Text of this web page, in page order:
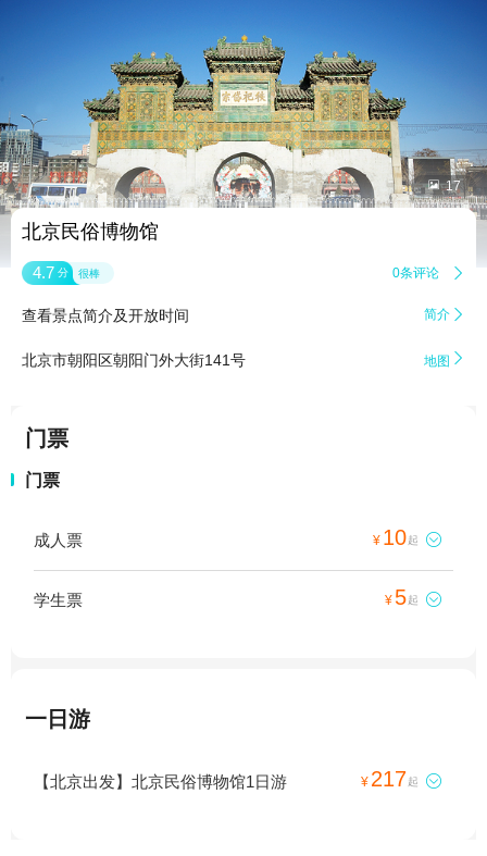
 17
北京民俗博物馆
4.7 分 很棒 0条评论 
查看景点简介及开放时间 简介 
北京市朝阳区朝阳门外大街141号 地图 
门票
门票
成人票 ¥ 10起 
学生票 ¥ 5起 
一日游
【北京出发】北京民俗博物馆1日游 ¥ 217起 